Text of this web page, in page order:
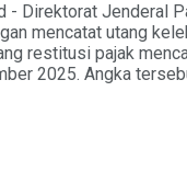
- Direktorat Jenderal
mencatat utang
restitusi pajak
2025. Angka